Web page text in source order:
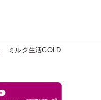
ミルク生活GOLD